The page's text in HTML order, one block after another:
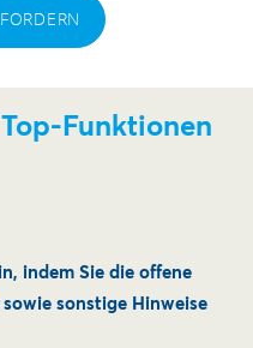
Funktionen
indem Sie die offene
sonstige Hinweise